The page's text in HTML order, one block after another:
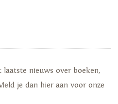
nieuws over boeken,
je dan hier aan voor onze